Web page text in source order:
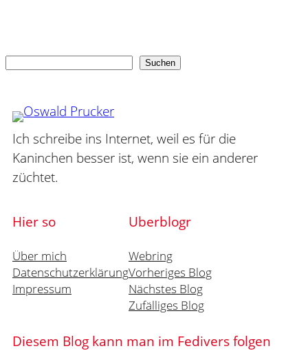
Suchen Suchen
Ich schreibe ins Internet, weil es für die
Kaninchen besser ist, wenn sie ein anderer
züchtet.
Hier so
Über mich
Datenschutzerklärung
Impressum
Uberblogr
Webring
Vorheriges Blog
Nächstes Blog
Zufälliges Blog
Diesem Blog kann man im Fedivers folgen